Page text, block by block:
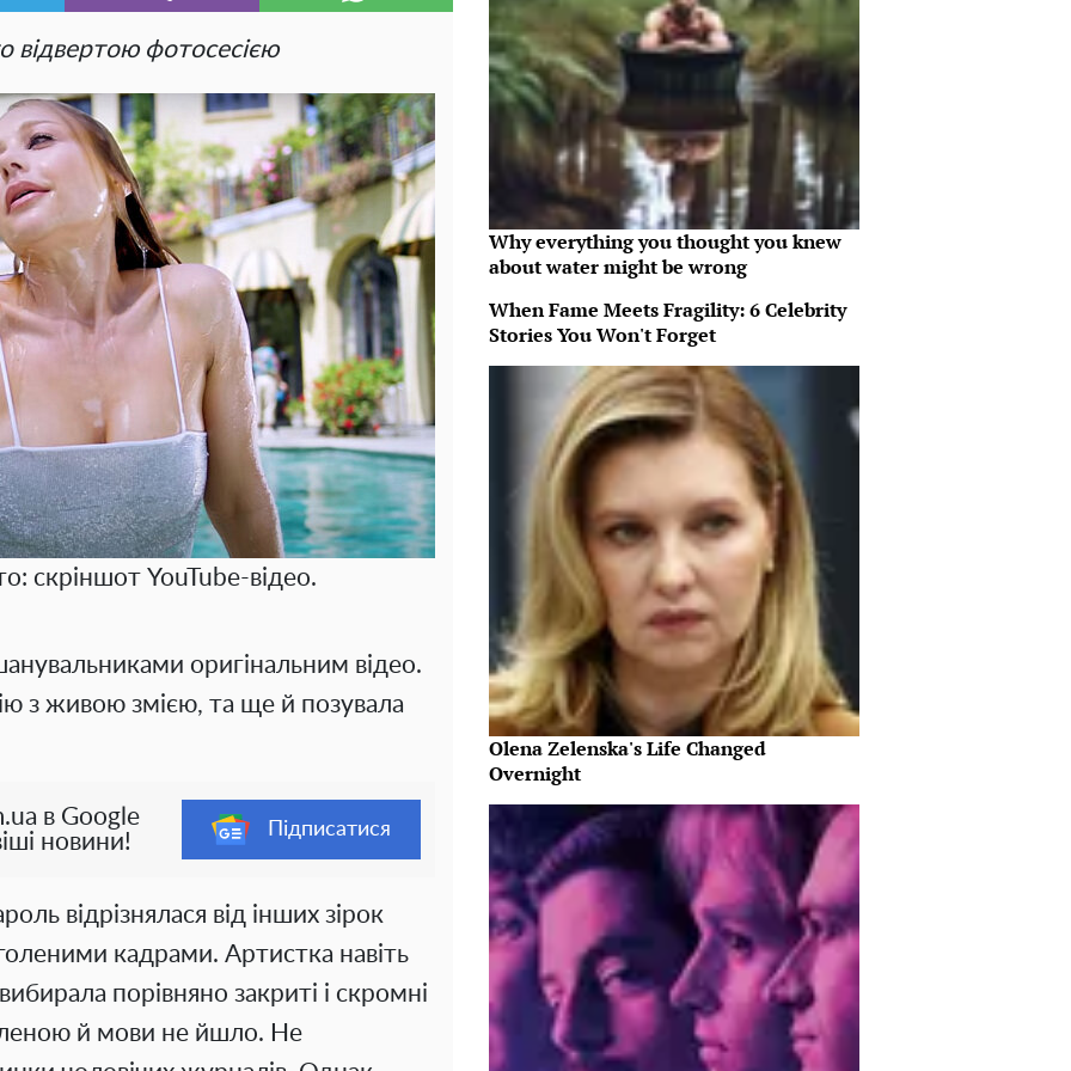
відвертою фотосесією
скріншот YouTube-відео.
оригінальним відео.
з живою змією, та ще й позувала
в Google
новини!
Підписатися
відрізнялася від інших зірок
кадрами. Артистка навіть
порівняно закриті і скромні
й мови не йшло. Не
Why everything you thought you knew
about water might be wrong
When Fame Meets Fragility: 6 Celebrity
Stories You Won't Forget
Olena Zelenska's Life Changed
Overnight